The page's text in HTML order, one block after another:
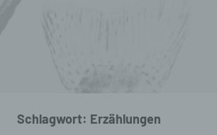
Schlagwort: Erzählungen